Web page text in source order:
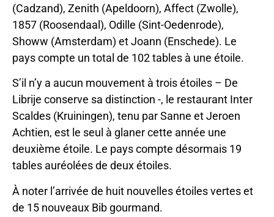
(Cadzand), Zenith (Apeldoorn), Affect (Zwolle),
1857 (Roosendaal), Odille (Sint-Oedenrode),
Showw (Amsterdam) et Joann (Enschede). Le
pays compte un total de 102 tables à une étoile.
S’il n’y a aucun mouvement à trois étoiles – De
Librije conserve sa distinction -, le restaurant Inter
Scaldes (Kruiningen), tenu par Sanne et Jeroen
Achtien, est le seul à glaner cette année une
deuxième étoile. Le pays compte désormais 19
tables auréolées de deux étoiles.
À noter l’arrivée de huit nouvelles étoiles vertes et
de 15 nouveaux Bib gourmand.